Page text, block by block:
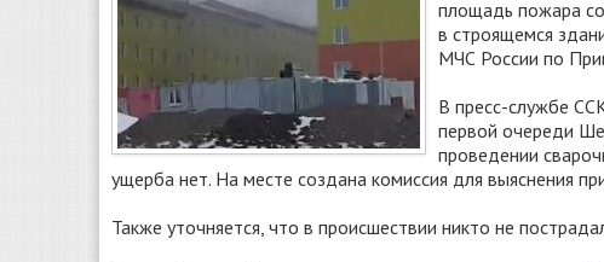
площадь пожара
в строящемся
МЧС России по
В пресс-службе
первой очереди
проведении
ущерба нет. На месте создана комиссия для выяснения
Также уточняется, что в происшествии никто не